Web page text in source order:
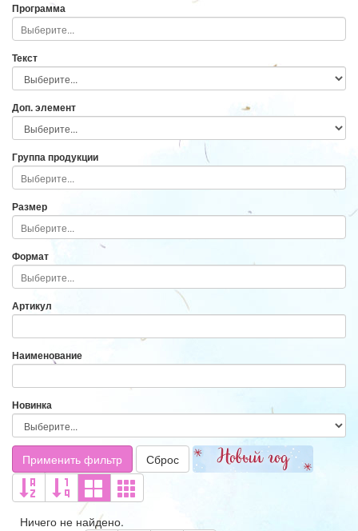
Программа
Текст
Доп. элемент
Группа продукции
Размер
Формат
Артикул
Наименование
Новинка
Применить фильтр Сброс
Ничего не найдено.